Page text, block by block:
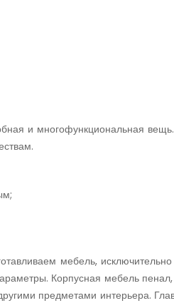
и многофункциональная
мебель,
Корпусная мебель
предметами интерьера.